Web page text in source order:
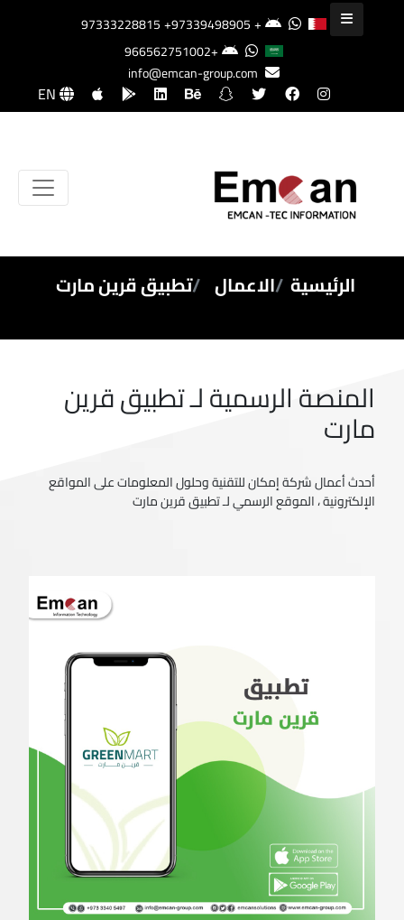
+97333228815
+97339498905
+966562751002
info@emcan-group.com
EN
الرئيسية الاعمال تطبيق قرين مارت
المنصة الرسمية لـ تطبيق قرين
مارت
أحدث أعمال شركة إمكان للتقنية وحلول المعلومات على المواقع
الإلكترونية ، الموقع الرسمي لـ تطبيق قرين مارت